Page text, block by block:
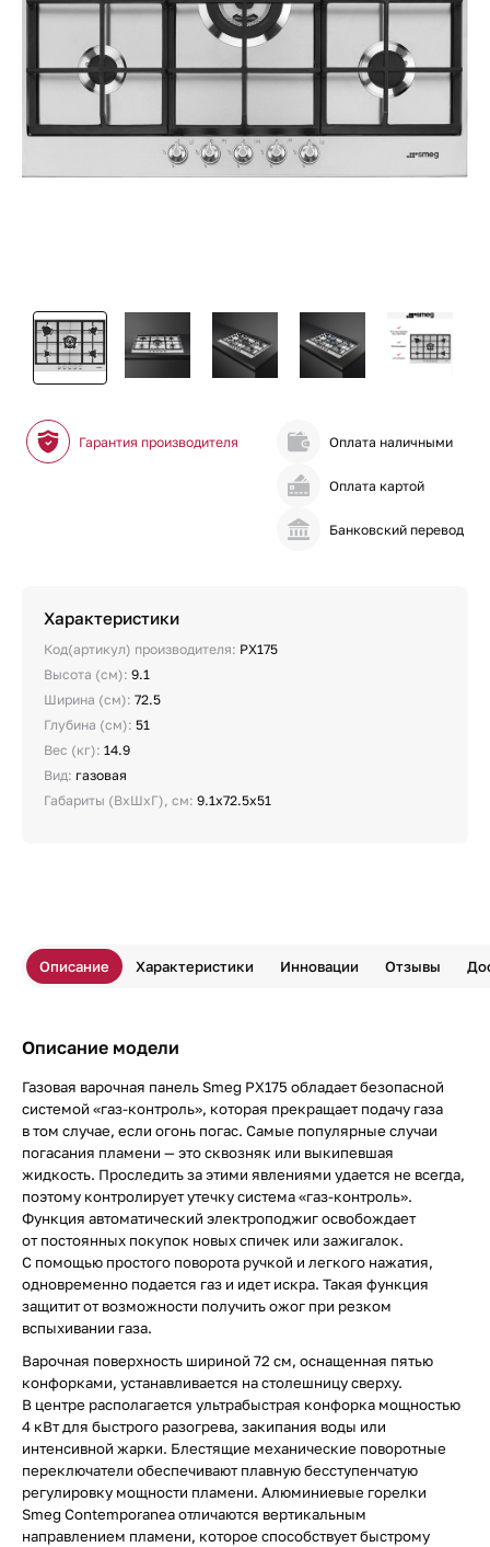
Гарантия производителя Оплата наличными
Оплата картой
Банковский перевод
Характеристики
Код(артикул) производителя: PX175
Высота (см): 9.1
Ширина (см): 72.5
Глубина (см): 51
Вес (кг): 14.9
Вид: газовая
Габариты (ВхШхГ), см: 9.1х72.5х51
Описание Характеристики Инновации Отзывы
Описание модели
Газовая варочная панель Smeg PX175 обладает безопасной
системой «газ-контроль», которая прекращает подачу газа
в том случае, если огонь погас. Самые популярные случаи
погасания пламени — это сквозняк или выкипевшая
жидкость. Проследить за этими явлениями удается не всегда,
поэтому контролирует утечку система «газ-контроль».
Функция автоматический электроподжиг освобождает
от постоянных покупок новых спичек или зажигалок.
С помощью простого поворота ручкой и легкого нажатия,
одновременно подается газ и идет искра. Такая функция
защитит от возможности получить ожог при резком
вспыхивании газа.
Варочная поверхность шириной 72 см, оснащенная пятью
конфорками, устанавливается на столешницу сверху.
В центре располагается ультрабыстрая конфорка мощностью
4 кВт для быстрого разогрева, закипания воды или
интенсивной жарки. Блестящие механические поворотные
переключатели обеспечивают плавную бесступенчатую
регулировку мощности пламени. Алюминиевые горелки
Smeg Contemporanea отличаются вертикальным
направлением пламени, которое способствует быстрому